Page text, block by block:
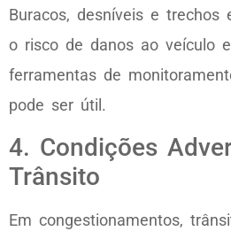
Buracos, desníveis e trechos
o risco de danos ao veículo
ferramentas de
pode ser útil.
4. Condições
Trânsito
Em congestionamentos,